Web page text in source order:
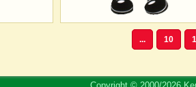
... 10